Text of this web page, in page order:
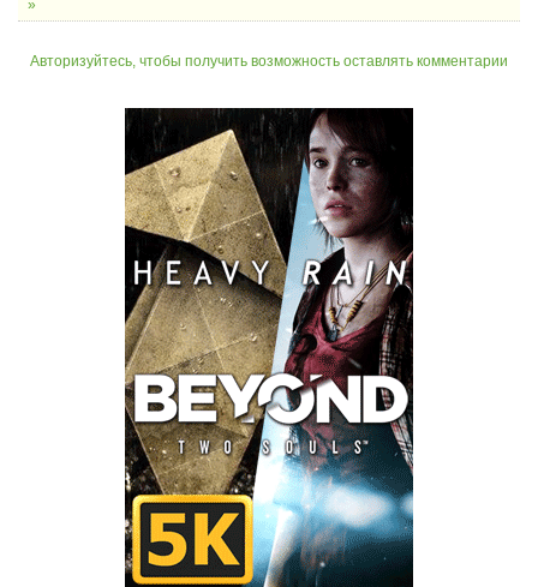
»
Авторизуйтесь, чтобы получить возможность оставлять комментарии